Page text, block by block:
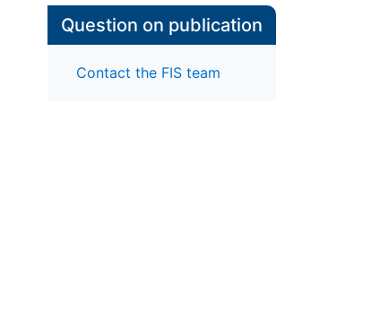
Question on publication
Contact the FIS team